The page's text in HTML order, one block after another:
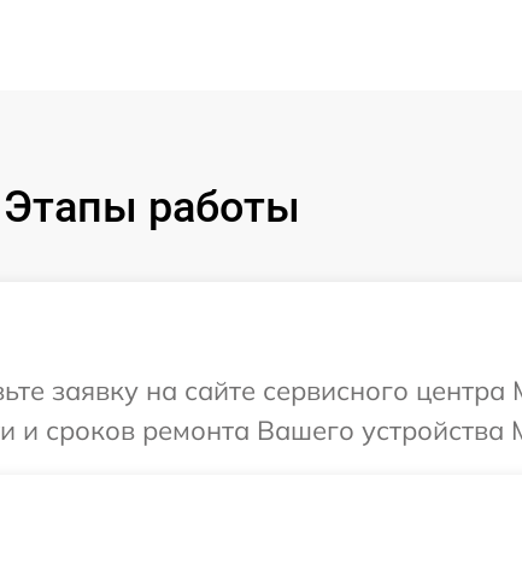
Этапы работы
заявку на сайте сервисного
и сроков ремонта Вашего устройства